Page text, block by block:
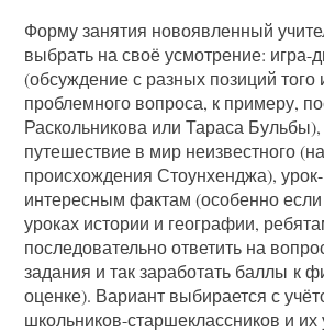
Форму занятия новоявленный
выбрать на своё усмотрение: игра-
(обсуждение с разных позиций того
проблемного вопроса, к примеру,
Раскольникова или Тараса Бульбы),
путешествие в мир неизвестного
происхождения Стоунхенджа),
интересным фактам (особенно если
уроках истории и географии,
последовательно ответить на
задания и так заработать баллы к
оценке). Вариант выбирается с
школьников-старшеклассников и их